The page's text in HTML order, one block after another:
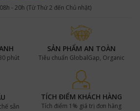
08h - 20h (Từ Thứ 2 đến Chủ nhật)
phút
SẢN PHẨM AN TOÀN
Tiêu chuẩn GlobalGap, Organic
sẵn
TÍCH ĐIỂM KHÁCH HÀNG
Tích điểm 1% giá trị đơn hàng